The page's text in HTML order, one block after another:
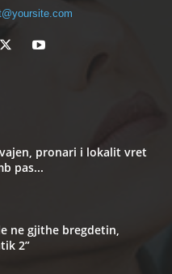
pronari i lokalit vret
pas...
ne gjithe bregdetin,
2”